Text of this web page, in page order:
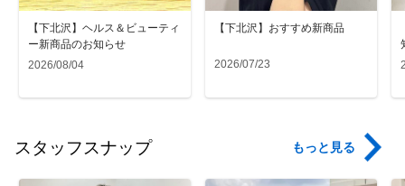
【下北沢】ヘルス＆ビューティ
ー新商品のお知らせ
2026/08/04
【下北沢】おすすめ新商品
2026/07/23
スタッフスナップ もっと見る